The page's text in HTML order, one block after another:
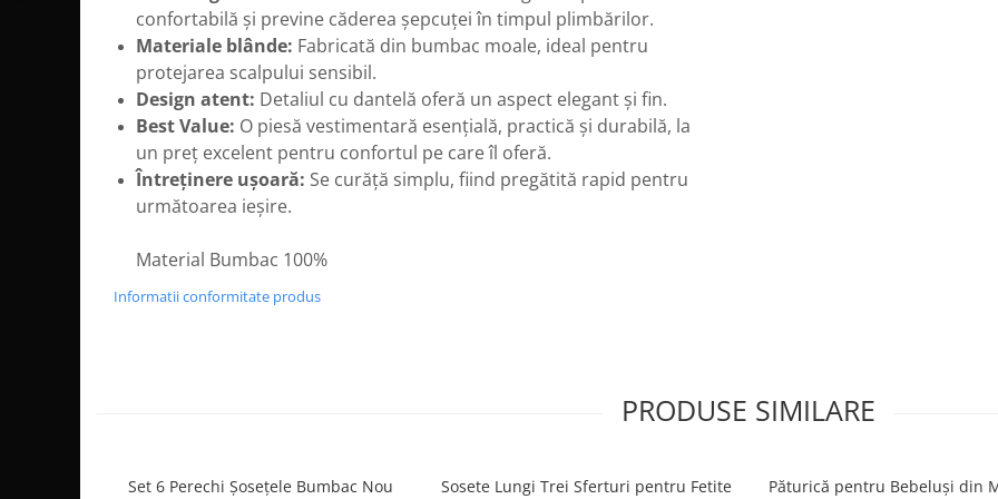
confortabilă și previne căderea șepcuței în timpul plimbărilor.
Materiale blânde: Fabricată din bumbac moale, ideal pentru
protejarea scalpului sensibil.
Design atent: Detaliul cu dantelă oferă un aspect elegant și fin.
Best Value: O piesă vestimentară esențială, practică și durabilă, la
un preț excelent pentru confortul pe care îl oferă.
Întreținere ușoară: Se curăță simplu, fiind pregătită rapid pentru
următoarea ieșire.
Material Bumbac 100%
Informatii conformitate produs
PRODUSE SIMILARE
Set 6 Perechi Şosețele Bumbac Nou
Sosete Lungi Trei Sferturi pentru Fetite
Păturică pentru Bebeluși din